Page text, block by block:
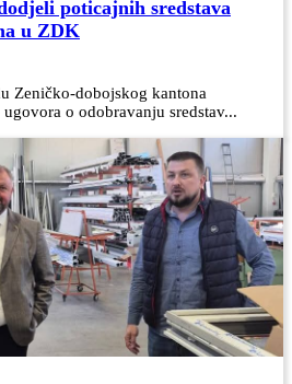
poticajnih sredstava
u ZDK
Zeničko-dobojskog kantona
o odobravanju sredstav...